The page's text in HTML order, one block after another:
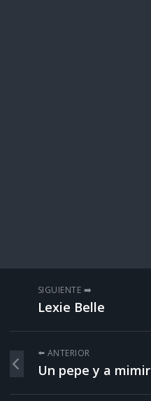
SIGUIENTE ➡️
Lexie Belle
⬅️ ANTERIOR
Un pepe y a mimir